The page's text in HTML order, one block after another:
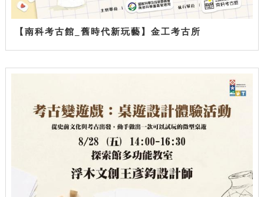
【南科考古館_舊時代新玩藝】金工考古所